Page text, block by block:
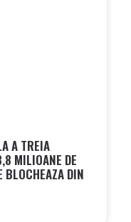
A TREIA
MILIOANE DE
BLOCHEAZA DIN